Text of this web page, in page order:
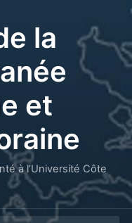
la
et
à l’Université Côte